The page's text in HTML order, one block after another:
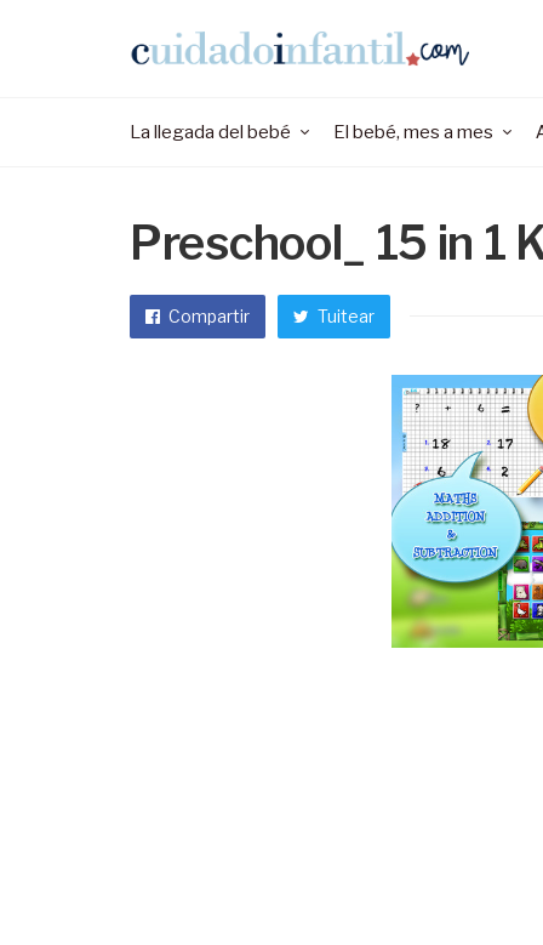
La llegada del bebé El bebé, mes a mes
Preschool_ 15 in 1
Compartir Tuitear